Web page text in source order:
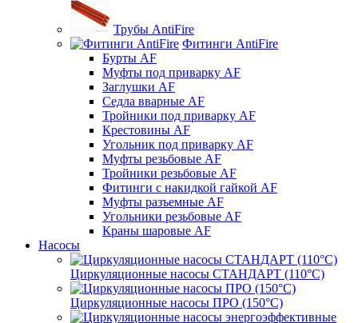
Трубы AntiFire
Фитинги AntiFire
Бурты AF
Муфты под приварку AF
Заглушки AF
Седла вварные AF
Тройники под приварку AF
Крестовины AF
Угольник под приварку AF
Муфты резьбовые AF
Тройники резьбовые AF
Фитинги с накидкой гайкой AF
Муфты разъемные AF
Угольники резьбовые AF
Краны шаровые AF
Насосы
Циркуляционные насосы СТАНДАРТ (110°C)
Циркуляционные насосы ПРО (150°C)